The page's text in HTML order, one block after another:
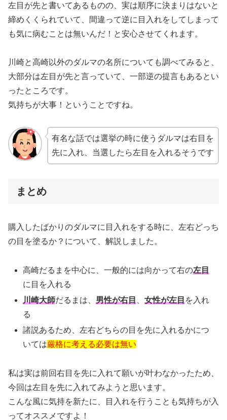
左目が先と書いてあるものの、実は順序に決まりはないと
締めくくられていて、間違って逆に目入れをしてしまって
も気に病むことは無いんだ！と安心させてくれます。
川崎と高崎以外のダルマの名所についても調べてみると、
大部分は左目が先と言っていて、一部逆の提言もあるとい
ったところです。
気持ちが大事！ということですね。
有名な話では選挙の時に使うダルマは右目を
先に入れ、当選したら左目を入れるそうです
まとめ
購入したばかりのダルマに目入れをする時に、左右どっち
の目を塗るか？について、解説しました。
高崎だるまを中心に、一般的には向かって右の左目
に目を入れる
川崎大師だるまは、 男性が右目 、女性が左目 を入れ
る
諸説あるため、左右どちらの目を先に入れるかにつ
いては厳格に考える必要は無い
私は実は前回右目を先に入れて願いが叶わなかったため、
今回は左目を先に入れてみようと思います。
こんな風に気持を新たに、目入れを行うことも気持ちが入
ってオススメですよ！